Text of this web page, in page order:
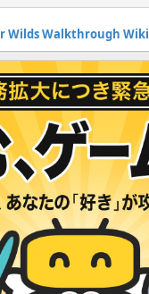
Wilds Walkthrough Wiki